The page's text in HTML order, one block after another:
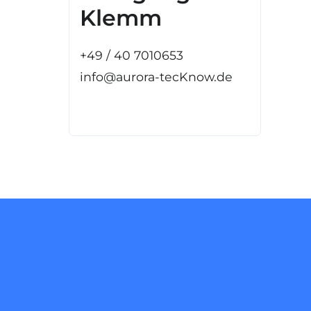
Klemm
+49 / 40 7010653
info@aurora-tecKnow.de